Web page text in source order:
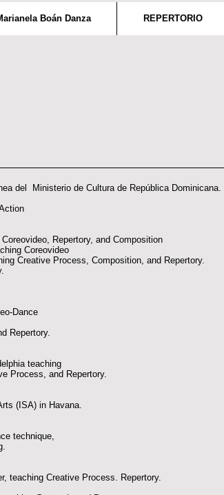
Boán Danza REPERTORIO
del Ministerio de Cultura de República Dominicana.
Repertory, and Composition
Coreovideo
Creative Process, Composition, and Repertory.
Dance
Repertory.
teaching
Process, and Repertory.
(ISA) in Havana.
technique,
teaching Creative Process. Repertory.